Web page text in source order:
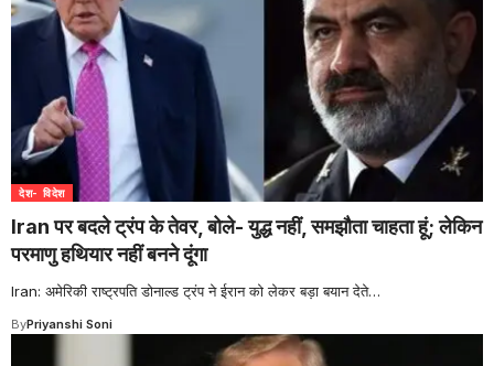
देश- विदेश
Iran पर बदले ट्रंप के तेवर, बोले- युद्ध नहीं, समझौता चाहता हूं; लेकिन
परमाणु हथियार नहीं बनने दूंगा
Iran: अमेरिकी राष्ट्रपति डोनाल्ड ट्रंप ने ईरान को लेकर बड़ा बयान देते…
ByPriyanshi Soni